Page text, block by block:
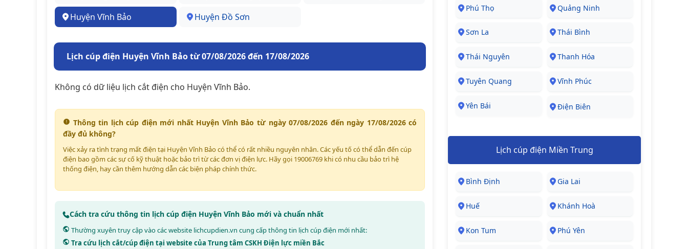
Huyện Vĩnh Bảo Huyện Đồ Sơn
Lịch cúp điện Huyện Vĩnh Bảo từ 07/08/2026 đến 17/08/2026
Không có dữ liệu lịch cắt điện cho Huyện Vĩnh Bảo.
Thông tin lịch cúp điện mới nhất Huyện Vĩnh Bảo từ ngày 07/08/2026 đến ngày 17/08/2026 có
đầy đủ không?
Việc xảy ra tình trạng mất điện tại Huyện Vĩnh Bảo có thể có rất nhiều nguyên nhân. Các yếu tố có thể dẫn đến cúp
điện bao gồm các sự cố kỹ thuật hoặc bảo trì từ các đơn vị điện lực. Hãy gọi 19006769 khi có nhu cầu bảo trì hệ
thống điện, hay cần thêm hướng dẫn các biện pháp chính thức.
Cách tra cứu thông tin lịch cúp điện Huyện Vĩnh Bảo mới và chuẩn nhất
Thường xuyên truy cập vào các website lichcupdien.vn cung cấp thông tin lịch cúp điện mới nhất:
Tra cứu lịch cắt/cúp điện tại website của Trung tâm CSKH Điện lực miền Bắc
Phú Thọ Quảng Ninh
Sơn La Thái Bình
Thái Nguyên Thanh Hóa
Tuyên Quang Vĩnh Phúc
Yên Bái Điện Biên
Lịch cúp điện Miền Trung
Bình Định Gia Lai
Huế Khánh Hoà
Kon Tum Phú Yên